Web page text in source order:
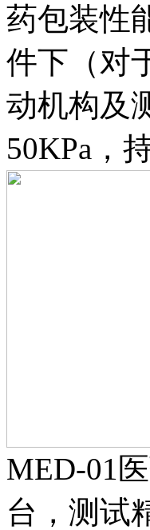
药包装性
件下（对
动机构及
50KPa，
MED-01
台，测试